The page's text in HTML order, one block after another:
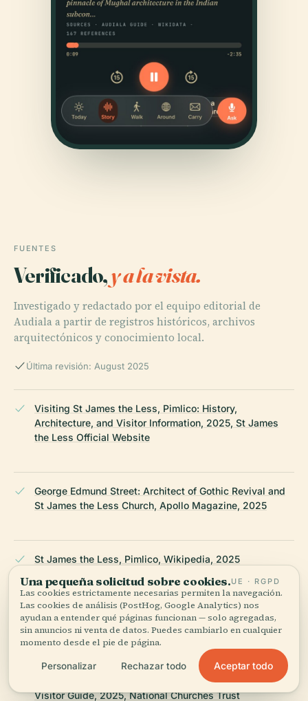
FUENTES
Verificado,y a la vista.
Investigado y redactado por el equipo editorial de
Audiala a partir de registros históricos, archivos
arquitectónicos y conocimiento local.
Última revisión: August 2025
Visiting St James the Less, Pimlico: History,
Architecture, and Visitor Information, 2025, St James
the Less Official Website
George Edmund Street: Architect of Gothic Revival and
St James the Less Church, Apollo Magazine, 2025
St James the Less, Pimlico, Wikipedia, 2025
Visiting St James The Less Church in Pimlico: Hours,
History & Community Guide, 2025, A Church Near You
St James the Less Pimlico Visiting Hours, Tickets, and
Visitor Guide, 2025, National Churches Trust
Una pequeña solicitud sobre cookies.UE · RGPD
Las cookies estrictamente necesarias permiten la navegación.
Las cookies de análisis (PostHog, Google Analytics) nos
ayudan a entender qué páginas funcionan — solo agregadas,
sin anuncios ni venta de datos. Puedes cambiarlo en cualquier
momento desde el pie de página.
Personalizar Rechazar todo Aceptar todo